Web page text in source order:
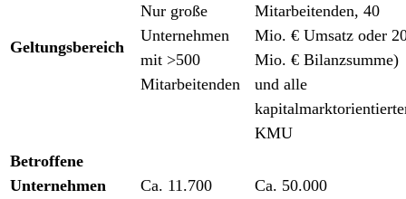
Geltungsbereich
Nur große
Unternehmen
mit >500
Mitarbeitenden
Mitarbeitenden, 40
Mio. € Umsatz oder
Mio. € Bilanzsumme)
und alle
KMU
Betroffene
Unternehmen
Ca. 11.700 Ca. 50.000